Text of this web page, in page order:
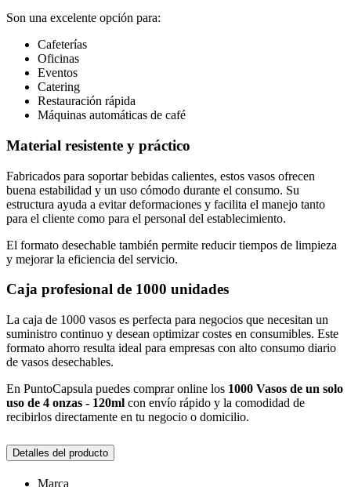
Son una excelente opción para:
Cafeterías
Oficinas
Eventos
Catering
Restauración rápida
Máquinas automáticas de café
Material resistente y práctico
Fabricados para soportar bebidas calientes, estos vasos ofrecen
buena estabilidad y un uso cómodo durante el consumo. Su
estructura ayuda a evitar deformaciones y facilita el manejo tanto
para el cliente como para el personal del establecimiento.
El formato desechable también permite reducir tiempos de limpieza
y mejorar la eficiencia del servicio.
Caja profesional de 1000 unidades
La caja de 1000 vasos es perfecta para negocios que necesitan un
suministro continuo y desean optimizar costes en consumibles. Este
formato ahorro resulta ideal para empresas con alto consumo diario
de vasos desechables.
En PuntoCapsula puedes comprar online los 1000 Vasos de un solo
uso de 4 onzas - 120ml con envío rápido y la comodidad de
recibirlos directamente en tu negocio o domicilio.
Detalles del producto
Marca